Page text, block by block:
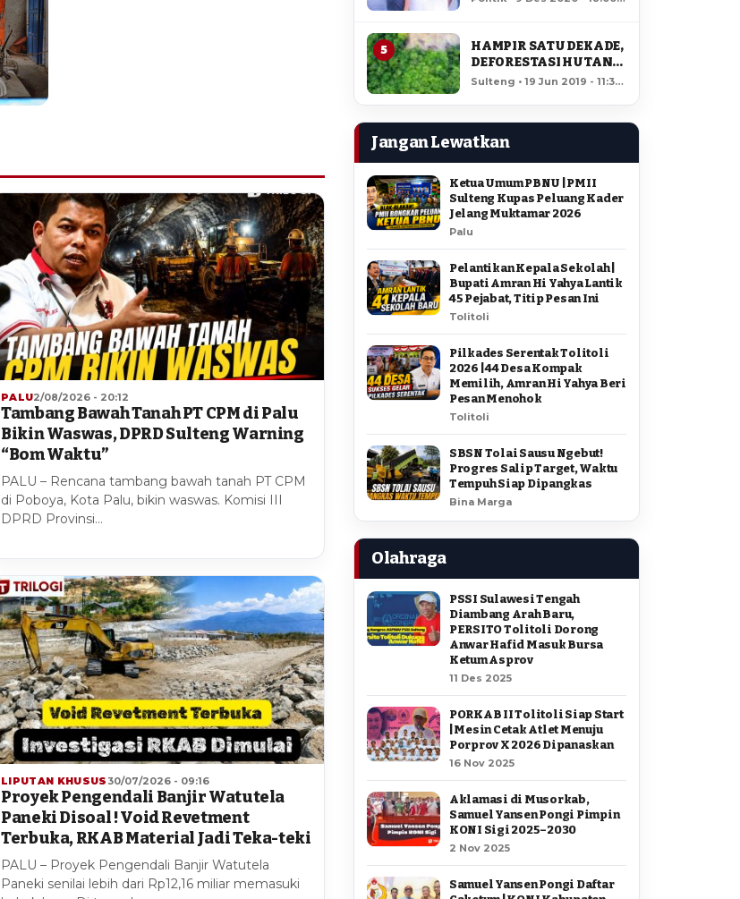
PALU2/08/2026 - 20:12
Tambang Bawah Tanah PT CPM di Palu
Bikin Waswas, DPRD Sulteng Warning
“Bom Waktu”
PALU – Rencana tambang bawah tanah PT CPM
di Poboya, Kota Palu, bikin waswas. Komisi III
DPRD Provinsi…
LIPUTAN KHUSUS 30/07/2026 - 09:16
Proyek Pengendali Banjir Watutela
Paneki Disoal ! Void Revetment
Terbuka, RKAB Material Jadi Teka-teki
PALU – Proyek Pengendali Banjir Watutela
Paneki senilai lebih dari Rp12,16 miliar memasuki
5
HAMPIR SATU DEKADE,
DEFORESTASI HUTAN
LORE LINDU MENCAPAI
Sulteng • 19 Jun 2019 - 11:34
Jangan Lewatkan
Ketua Umum PBNU | PMII
Sulteng Kupas Peluang Kader
Jelang Muktamar 2026
Palu
Pelantikan Kepala Sekolah |
Bupati Amran Hi Yahya Lantik
45 Pejabat, Titip Pesan Ini
Tolitoli
Pilkades Serentak Tolitoli
2026 | 44 Desa Kompak
Memilih, Amran Hi Yahya Beri
Pesan Menohok
Tolitoli
SBSN Tolai Sausu Ngebut!
Progres Salip Target, Waktu
Tempuh Siap Dipangkas
Bina Marga
Olahraga
PSSI Sulawesi Tengah
Diambang Arah Baru,
PERSITO Tolitoli Dorong
Anwar Hafid Masuk Bursa
Ketum Asprov
11 Des 2025
PORKAB II Tolitoli Siap Start
| Mesin Cetak Atlet Menuju
Porprov X 2026 Dipanaskan
16 Nov 2025
Aklamasi di Musorkab,
Samuel Yansen Pongi Pimpin
KONI Sigi 2025–2030
2 Nov 2025
Samuel Yansen Pongi Daftar